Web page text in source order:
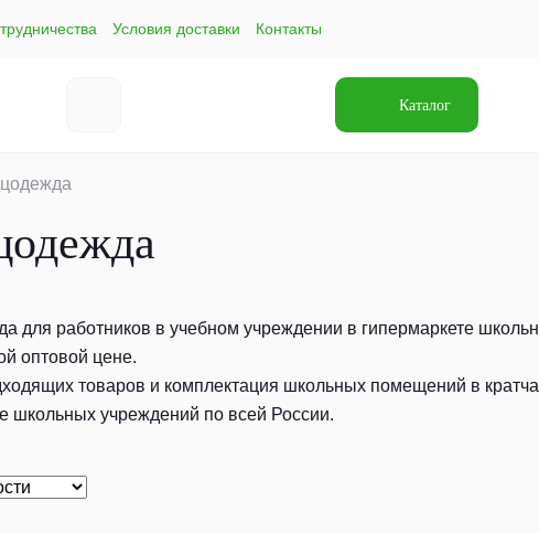
Условия доставки Контакты
Каталог
для работников в учебном учреждении в гипермаркете
оптовой цене.
товаров и комплектация школьных помещений в
школьных учреждений по всей России.